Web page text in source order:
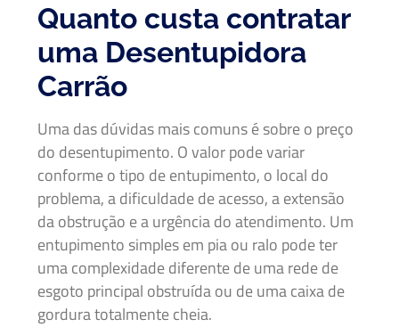
Quanto custa contratar
uma Desentupidora
Carrão
Uma das dúvidas mais comuns é sobre o preço
do desentupimento. O valor pode variar
conforme o tipo de entupimento, o local do
problema, a dificuldade de acesso, a extensão
da obstrução e a urgência do atendimento. Um
entupimento simples em pia ou ralo pode ter
uma complexidade diferente de uma rede de
esgoto principal obstruída ou de uma caixa de
gordura totalmente cheia.